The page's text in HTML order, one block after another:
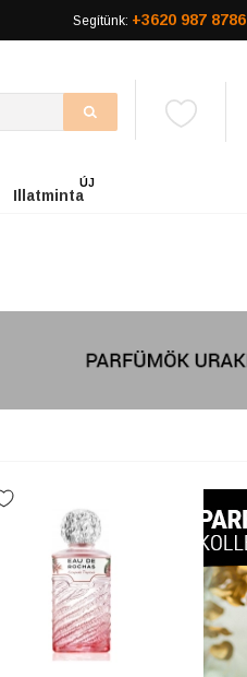
Segítünk: +3620 987 8786
Illatminta
ÚJ